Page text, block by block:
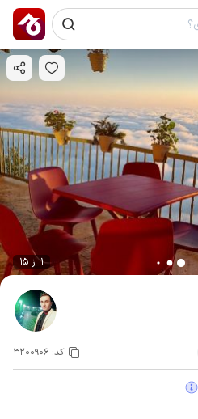
1 از 15
کد: 3200906